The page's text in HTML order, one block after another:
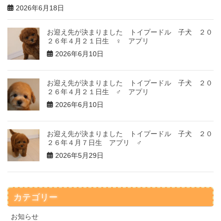
2026年6月18日
お迎え先が決まりました トイプードル 子犬 ２０
２６年４月２１日生 ♀ アプリ
2026年6月10日
お迎え先が決まりました トイプードル 子犬 ２０
２６年４月２１日生 ♂ アプリ
2026年6月10日
お迎え先が決まりました トイプードル 子犬 ２０
２６年４月７日生 アプリ ♂
2026年5月29日
カテゴリー
お知らせ